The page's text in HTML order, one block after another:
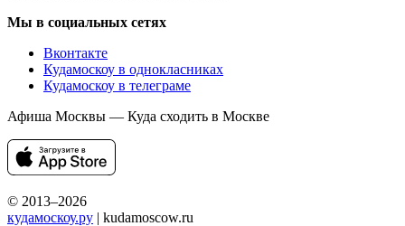
Мы в социальных сетях
Вконтакте
Кудамоскоу в однокласниках
Кудамоскоу в телеграме
Афиша Москвы — Куда сходить в Москве
© 2013–2026
кудамоскоу.ру | kudamoscow.ru